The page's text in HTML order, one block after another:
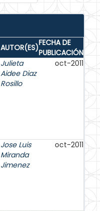
AUTOR(ES)FECHA DE
PUBLICACIÓN
Julieta
Aidee Diaz
Rosillo
oct-2011
Jose Luis
Miranda
Jimenez
oct-2011